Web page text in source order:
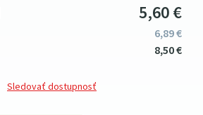
Sledovať dostupnosť
5 60€
6 89€
850€